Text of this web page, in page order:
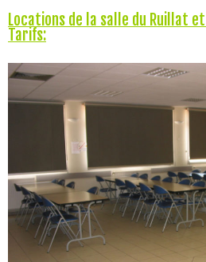
Locations de la salle du Ruillat
Tarifs: